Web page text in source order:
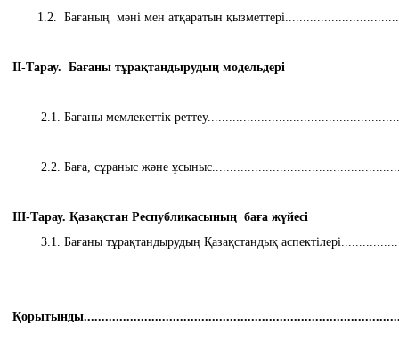
1.2. Бағаның мәні мен атқаратын
ІІ-Тарау. Бағаны тұрақтандырудың модельдері
2.1. Бағаны мемлекеттік
2.2. Баға, сұраныс және
ІІІ-Тарау. Қазақстан Республикасының баға жүйесі
3.1. Бағаны тұрақтандырудың Қазақстандық